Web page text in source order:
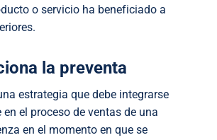
o servicio ha beneficiado a
la preventa
estrategia que debe integrarse
el proceso de ventas de una
en el momento en que se